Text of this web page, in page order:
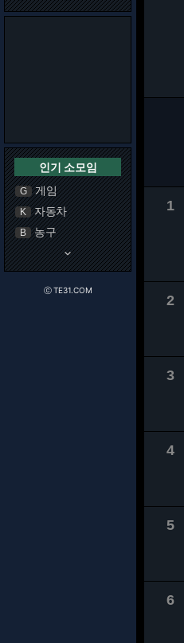
인기 소모임
G 게임
K 자동차
B 농구
keyboard_arrow_down
ⓒ TE31.COM
1
2
3
4
5
6